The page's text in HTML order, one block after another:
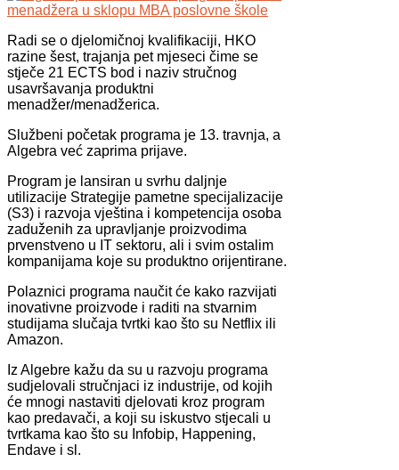
Radi se o djelomičnoj kvalifikaciji, HKO
razine šest, trajanja pet mjeseci čime se
stječe 21 ECTS bod i naziv stručnog
usavršavanja produktni
menadžer/menadžerica.
Službeni početak programa je 13. travnja, a
Algebra već zaprima prijave.
Program je lansiran u svrhu daljnje
utilizacije Strategije pametne specijalizacije
(S3) i razvoja vještina i kompetencija osoba
zaduženih za upravljanje proizvodima
prvenstveno u IT sektoru, ali i svim ostalim
kompanijama koje su produktno orijentirane.
Polaznici programa naučit će kako razvijati
inovativne proizvode i raditi na stvarnim
studijama slučaja tvrtki kao što su Netflix ili
Amazon.
Iz Algebre kažu da su u razvoju programa
sudjelovali stručnjaci iz industrije, od kojih
će mnogi nastaviti djelovati kroz program
kao predavači, a koji su iskustvo stjecali u
tvrtkama kao što su Infobip, Happening,
Endave i sl.